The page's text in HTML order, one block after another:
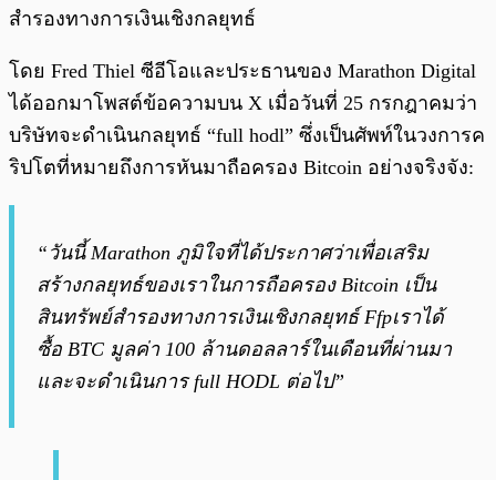
สำรองทางการเงินเชิงกลยุทธ์
โดย Fred Thiel ซีอีโอและประธานของ Marathon Digital
ได้ออกมาโพสต์ข้อความบน X เมื่อวันที่ 25 กรกฎาคมว่า
บริษัทจะดำเนินกลยุทธ์ “full hodl” ซึ่งเป็นศัพท์ในวงการค
ริปโตที่หมายถึงการหันมาถือครอง Bitcoin อย่างจริงจัง:
“วันนี้ Marathon ภูมิใจที่ได้ประกาศว่าเพื่อเสริม
สร้างกลยุทธ์ของเราในการถือครอง Bitcoin เป็น
สินทรัพย์สำรองทางการเงินเชิงกลยุทธ์ Ffpเราได้
ซื้อ BTC มูลค่า 100 ล้านดอลลาร์ในเดือนที่ผ่านมา
และจะดำเนินการ full HODL ต่อไป”